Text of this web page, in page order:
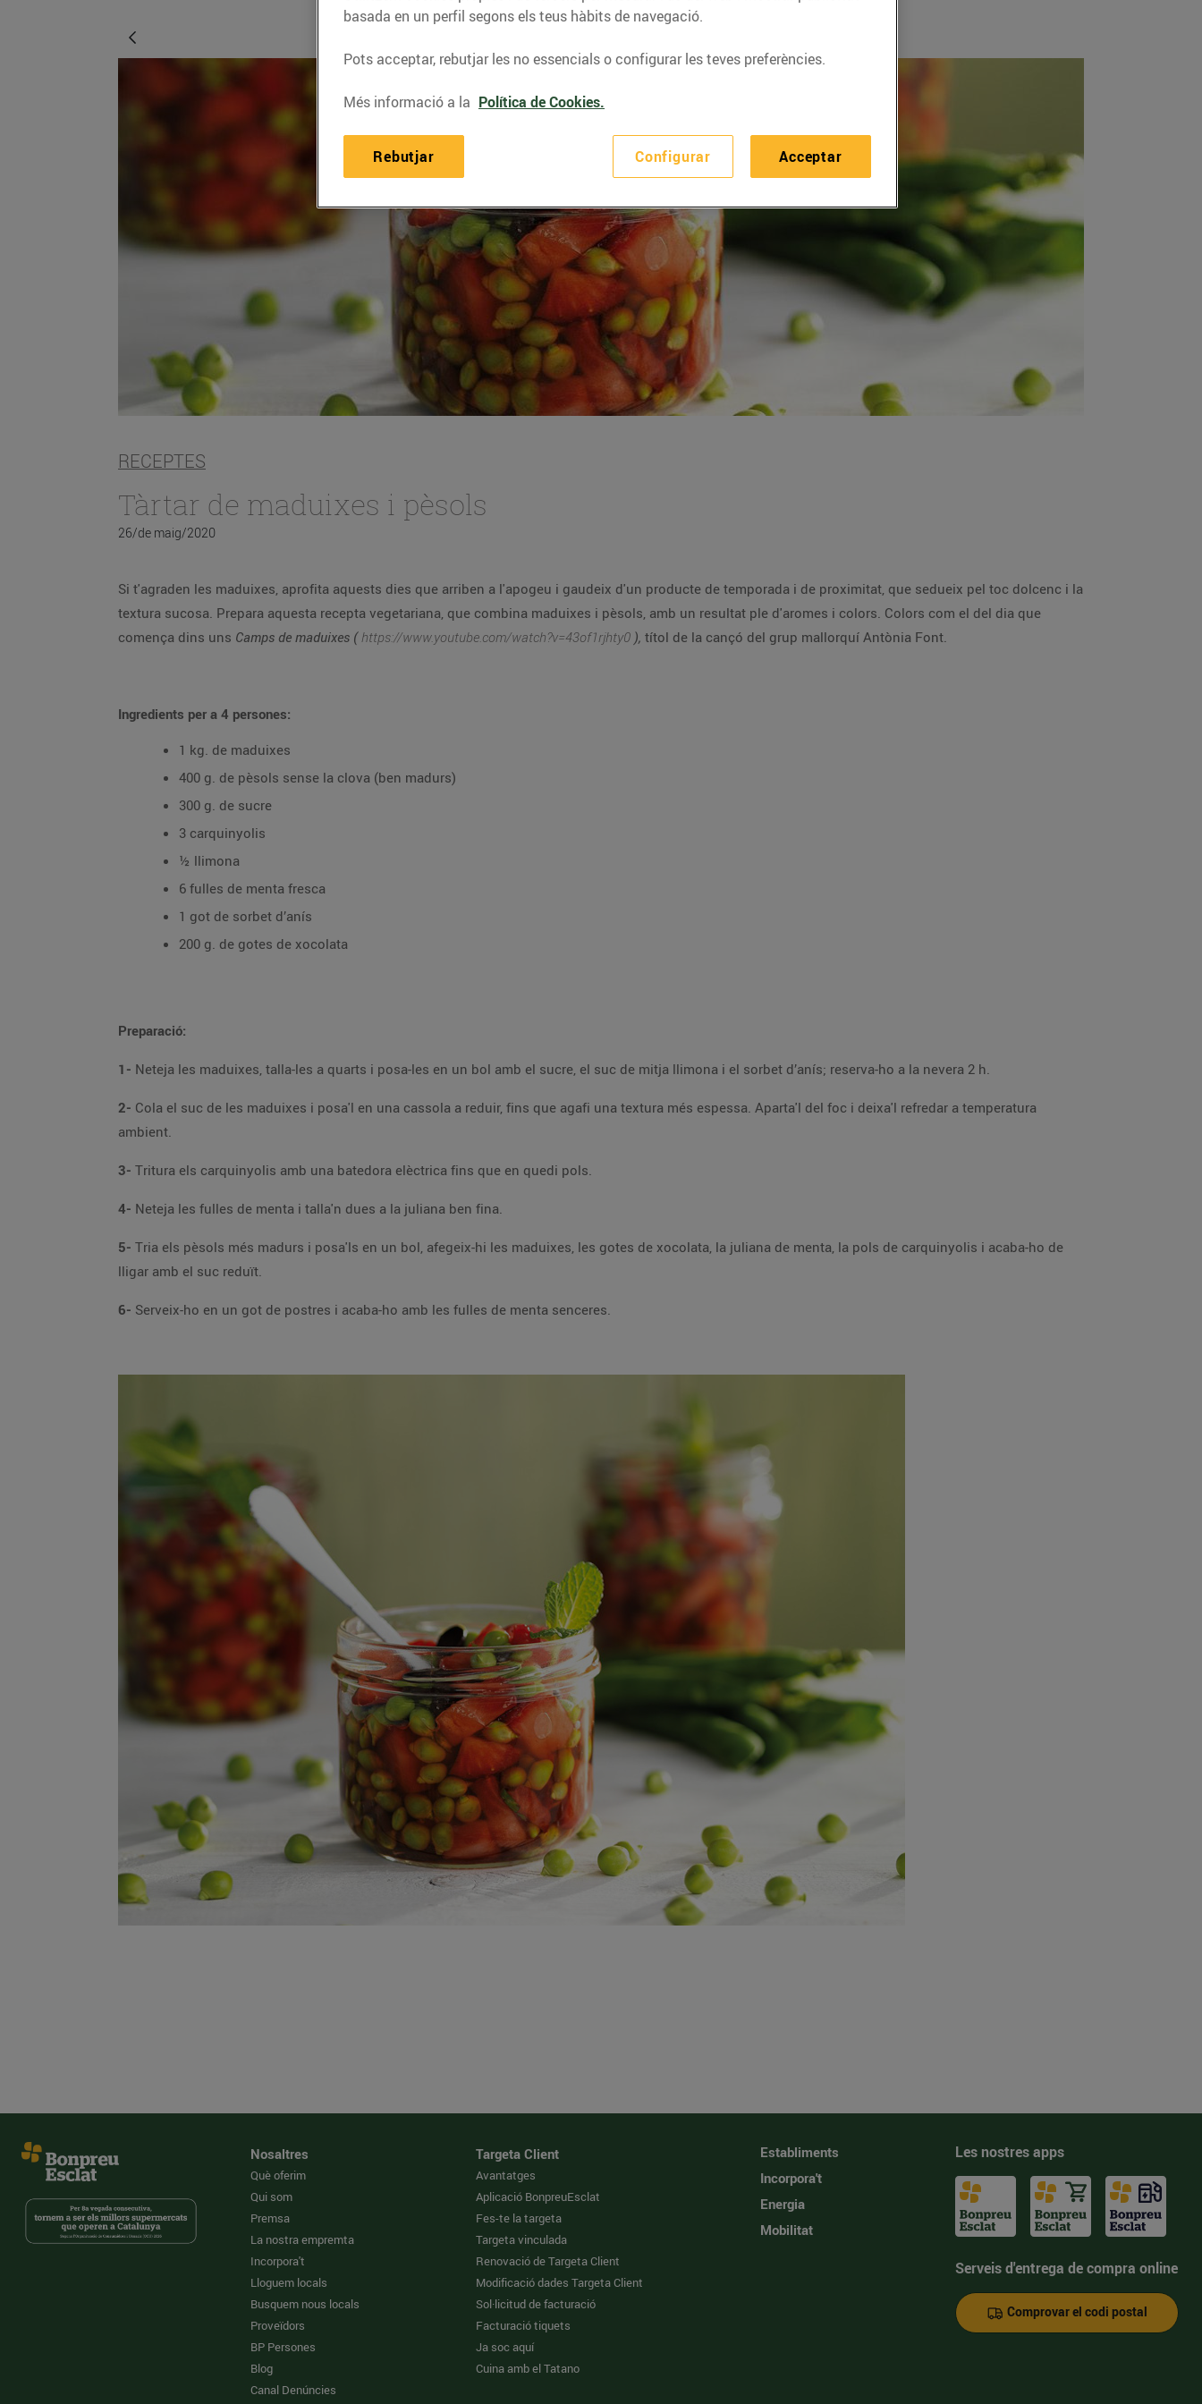
RECEPTES
Tàrtar de maduixes i pèsols
26/de maig/2020
Si t'agraden les maduixes, aprofita aquests dies que arriben a l'apogeu i gaudeix d'un producte de temporada i de proximitat, que sedueix pel toc dolcenc i la
textura sucosa. Prepara aquesta recepta vegetariana, que combina maduixes i pèsols, amb un resultat ple d'aromes i colors. Colors com el del dia que
comença dins uns Camps de maduixes ( https://www.youtube.com/watch?v=43of1rjhty0 ), títol de la cançó del grup mallorquí Antònia Font.
Ingredients per a 4 persones:
1 kg. de maduixes
400 g. de pèsols sense la clova (ben madurs)
300 g. de sucre
3 carquinyolis
½ llimona
6 fulles de menta fresca
1 got de sorbet d’anís
200 g. de gotes de xocolata
Preparació:
1- Neteja les maduixes, talla-les a quarts i posa-les en un bol amb el sucre, el suc de mitja llimona i el sorbet d’anís; reserva-ho a la nevera 2 h.
2- Cola el suc de les maduixes i posa'l en una cassola a reduir, fins que agafi una textura més espessa. Aparta'l del foc i deixa'l refredar a temperatura
ambient.
3- Tritura els carquinyolis amb una batedora elèctrica fins que en quedi pols.
4- Neteja les fulles de menta i talla'n dues a la juliana ben fina.
5- Tria els pèsols més madurs i posa'ls en un bol, afegeix-hi les maduixes, les gotes de xocolata, la juliana de menta, la pols de carquinyolis i acaba-ho de
lligar amb el suc reduït.
6- Serveix-ho en un got de postres i acaba-ho amb les fulles de menta senceres.
Nosaltres
Què oferim
Qui som
Premsa
La nostra empremta
Incorpora't
Lloguem locals
Busquem nous locals
Proveïdors
BP Persones
Blog
Canal Denúncies
Targeta Client
Avantatges
Aplicació BonpreuEsclat
Fes-te la targeta
Targeta vinculada
Renovació de Targeta Client
Modificació dades Targeta Client
Sol·licitud de facturació
Facturació tiquets
Ja soc aquí
Cuina amb el Tatano
Establiments
Incorpora't
Energia
Mobilitat
Les nostres apps
Serveis d'entrega de compra online
Comprovar el codi postal
basada en un perfil segons els teus hàbits de navegació.
Pots acceptar, rebutjar les no essencials o configurar les teves preferències.
Més informació a la Política de Cookies.
Configurar
Rebutjar Acceptar